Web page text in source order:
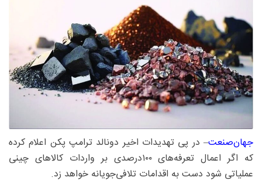
جهان‌صنعت– در پی تهدیدات اخیر دونالد ترامپ پکن اعلام کرده
که اگر اعمال تعرفه‌های ۱۰۰درصدی بر واردات کالاهای چینی
عملیاتی شود دست به اقدامات تلافی‌جویانه خواهد زد.